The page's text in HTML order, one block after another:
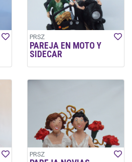
PRSZ
PAREJA EN MOTO Y
SIDECAR
PRSZ